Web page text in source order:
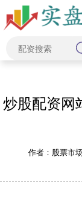
炒股配资网
作者：股票市